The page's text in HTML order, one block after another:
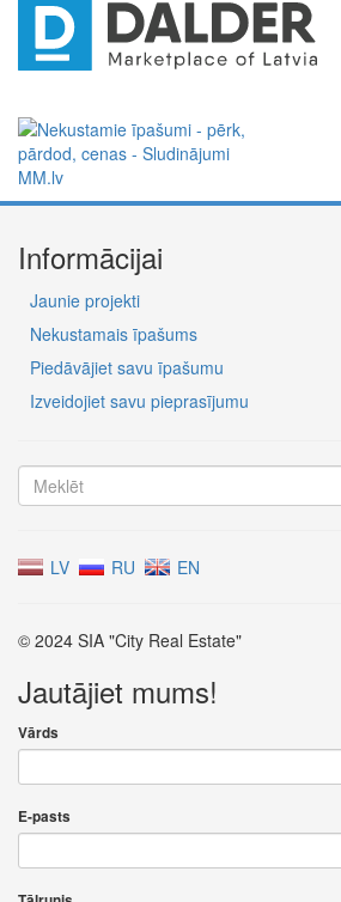
Informācijai
Jaunie projekti
Nekustamais īpašums
Piedāvājiet savu īpašumu
Izveidojiet savu pieprasījumu
LV RU EN
© 2024 SIA "City Real Estate"
Jautājiet mums!
Vārds
E-pasts